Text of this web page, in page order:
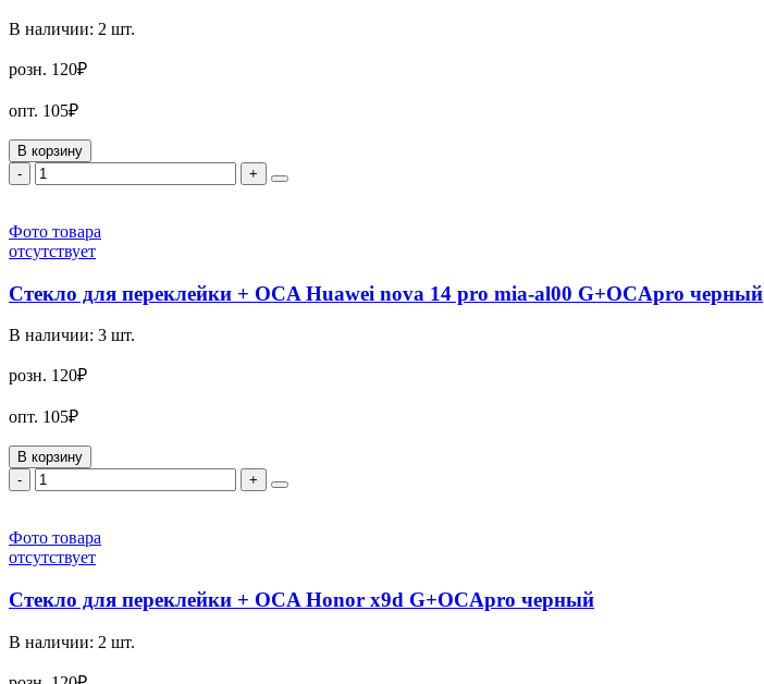
В наличии: 2 шт.
розн. 120₽
опт. 105₽
В корзину
-
+
Фото товара
отсутствует
Стекло для переклейки + OCA Huawei nova 14 pro mia-al00 G+OCApro черный
В наличии: 3 шт.
розн. 120₽
опт. 105₽
В корзину
-
+
Фото товара
отсутствует
Стекло для переклейки + OCA Honor x9d G+OCApro черный
В наличии: 2 шт.